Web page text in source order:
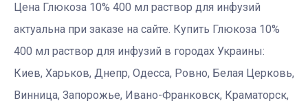
Цена Глюкоза 10% 400 мл раствор для инфузий
актуальна при заказе на сайте. Купить Глюкоза 10%
400 мл раствор для инфузий в городах Украины:
Киев, Харьков, Днепр, Одесса, Ровно, Белая Церковь,
Винница, Запорожье, Ивано-Франковск, Краматорск,